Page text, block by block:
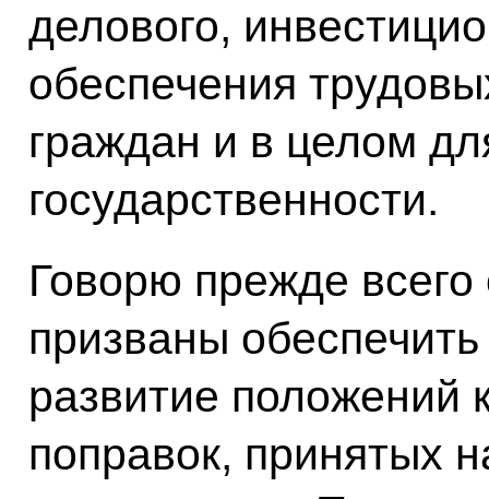
делового,
обеспечения
граждан и в целом
государственности.
Говорю прежде всего
призваны
развитие положений
поправок, принятых